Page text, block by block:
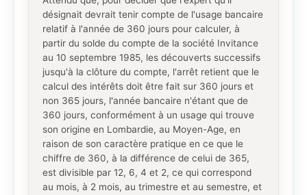
désignait devrait tenir compte de l'usage bancaire
relatif à l'année de 360 jours pour calculer, à
partir du solde du compte de la société Invitance
au 10 septembre 1985, les découverts successifs
jusqu'à la clôture du compte, l'arrêt retient que le
calcul des intérêts doit être fait sur 360 jours et
non 365 jours, l'année bancaire n'étant que de
360 jours, conformément à un usage qui trouve
son origine en Lombardie, au Moyen-Age, en
raison de son caractère pratique en ce que le
chiffre de 360, à la différence de celui de 365,
est divisible par 12, 6, 4 et 2, ce qui correspond
au mois, à 2 mois, au trimestre et au semestre, et